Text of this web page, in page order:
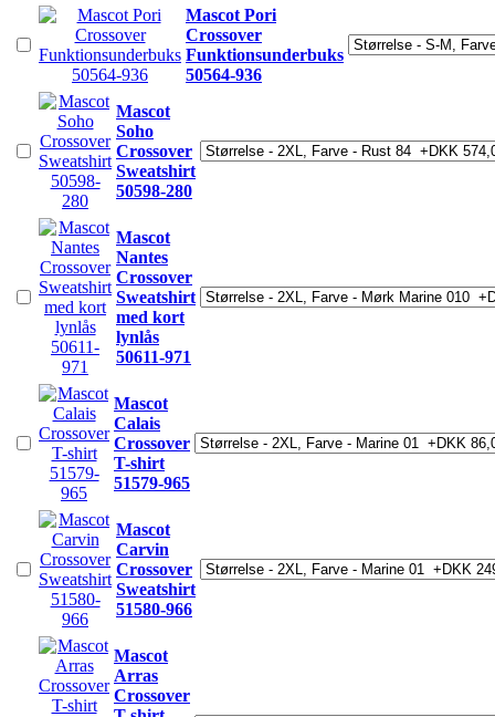
Mascot Pori
Crossover
Funktionsunderbuks
50564-936
Mascot
Soho
Crossover
Sweatshirt
50598-280
Mascot
Nantes
Crossover
Sweatshirt
med kort
lynlås
50611-971
Mascot
Calais
Crossover
T-shirt
51579-965
Mascot
Carvin
Crossover
Sweatshirt
51580-966
Mascot
Arras
Crossover